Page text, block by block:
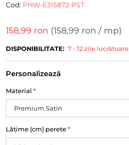
Cod: PHW-E315872-PST
158,99 ron (158,99 ron / mp)
DISPONIBILITATE: 7 - 12 zile lucrătoare
Personalizează
Material *
Lățime (cm) perete *